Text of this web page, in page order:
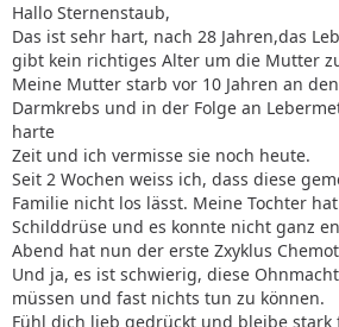
Hallo Sternenstaub,
Das ist sehr hart, nach 28 Jahren,das
gibt kein richtiges Alter um die Mutter
Meine Mutter starb vor 10 Jahren an
Darmkrebs und in der Folge an
harte
Zeit und ich vermisse sie noch heute.
Seit 2 Wochen weiss ich, dass diese
Familie nicht los lässt. Meine Tochter
Schilddrüse und es konnte nicht ganz
Abend hat nun der erste Zxyklus
Und ja, es ist schwierig, diese
müssen und fast nichts tun zu können.
Fühl dich lieb gedrückt und bleibe stark